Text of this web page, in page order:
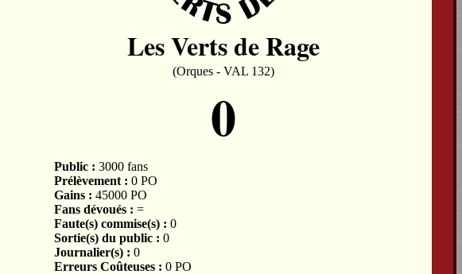
Les Verts de Rage
(Orques - VAL 132)
0
Public : 3000 fans
Prélèvement : 0 PO
Gains : 45000 PO
Fans dévoués : =
Faute(s) commise(s) : 0
Sortie(s) du public : 0
Journalier(s) : 0
Erreurs Coûteuses : 0 PO